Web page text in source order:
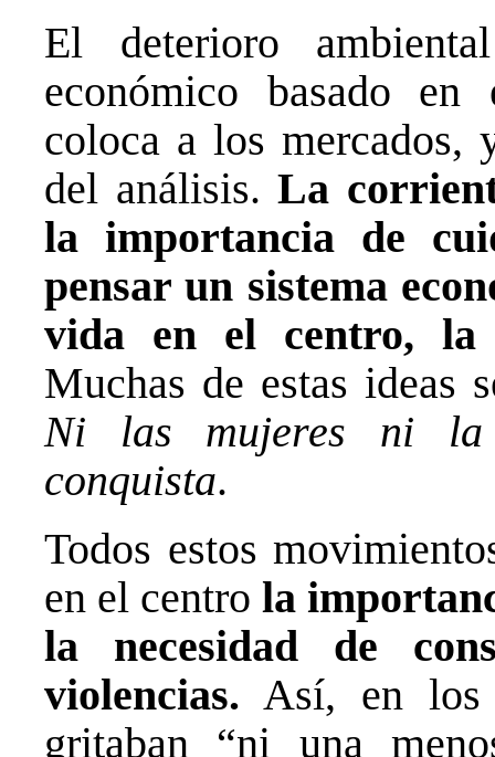
El deterioro
económico basado
coloca a los
del análisis. La
la importancia de
pensar un sistema
vida en el centro,
Muchas de estas ideas
Ni las mujeres ni la
conquista.
Todos estos
en el centrola
la necesidad de
violencias. Así, en los
gritaban “ni una